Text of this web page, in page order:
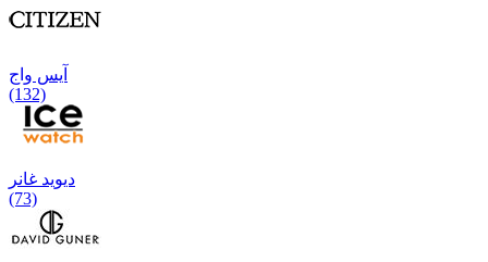
آیس واج
(132)
دیوید غانر
(73)